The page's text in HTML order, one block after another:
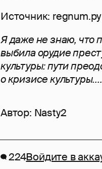
Источник: regnum.ру
Я даже не знаю, что
выбила орудие
культуры: пути
о кризисе
Автор: Nasty2
224Войдите в